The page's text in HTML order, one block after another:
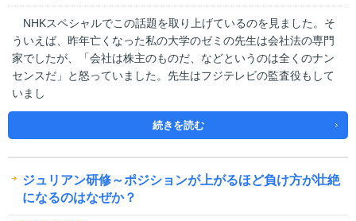
NHKスペシャルでこの話題を取り上げているのを見ました。そ
ういえば、昨年亡くなった私の大学のゼミの先生は会社法の専門
家でしたが、「会社は株主のものだ、などというのは全くのナン
センスだ」と怒っていました。先生はフジテレビの監査役もして
いまし
続きを読む
ジュリアン研修～ポジションが上がるほど負け方が壮絶
になるのはなぜか？